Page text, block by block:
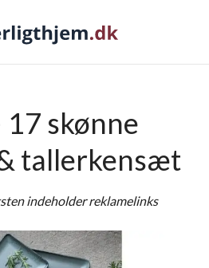
17 skønne
tallerkensæt
indeholder reklamelinks